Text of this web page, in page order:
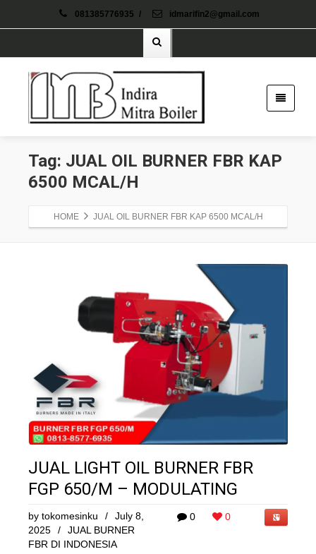
081385776935 / idmarifin2@gmail.com
Tag: JUAL OIL BURNER FBR KAP
6500 MCAL/H
HOME JUAL OIL BURNER FBR KAP 6500 MCAL/H
JUAL LIGHT OIL BURNER FBR
FGP 650/M – MODULATING
0 0
by tokomesinku /
July 8,
2025
/
JUAL BURNER
FBR DI INDONESIA